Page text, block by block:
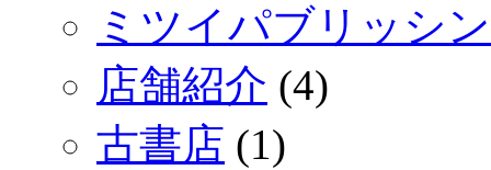
ミツイパブリッシ
店舗紹介 (4)
古書店 (1)